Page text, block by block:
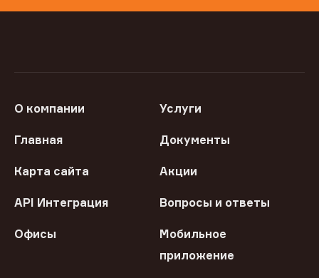
О компании Услуги
Главная Документы
Карта сайта Акции
API Интеграция Вопросы и ответы
Офисы
Мобильное
приложение